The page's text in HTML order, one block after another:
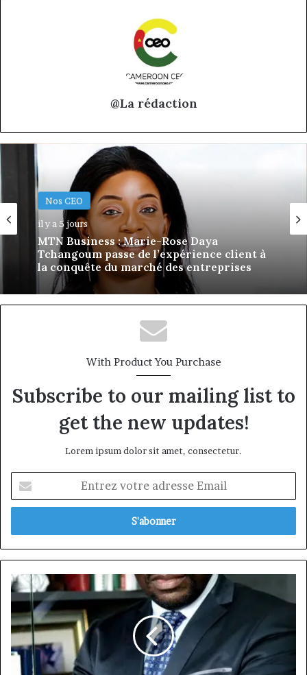
@La rédaction
Nos CEO
il y a 5 jours
MTN Business : Marie-Rose Daya
Tchangoum passe de l’expérience client à
la conquête du marché des entreprises
Nos CEO
il y a 1 semaine
Afri Insurance et AfriLife Insurance :
Norbert Ngniwake
With Product You Purchase
Subscribe to our mailing list to
get the new updates!
Lorem ipsum dolor sit amet, consectetur.
votre
adresse
Jean
Paul
Tchomdou
leader
de
sa
génération,